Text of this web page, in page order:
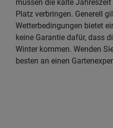
müssen die kalte
Platz verbringen. Generell
Wetterbedingungen bietet
keine Garantie dafür, dass
Winter kommen. Wenden
besten an einen